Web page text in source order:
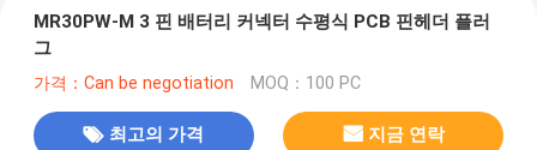
MR30PW-M 3 핀 배터리 커넥터 수평식 PCB 핀헤더 플러
그
가격：Can be negotiation MOQ：100 PC
최고의 가격 지금 연락